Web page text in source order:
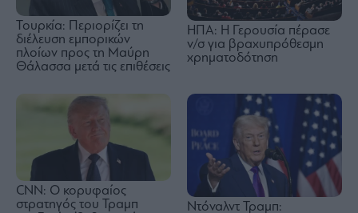
Τουρκία: Περιορίζει τη
διέλευση εμπορικών
πλοίων προς τη Μαύρη
Θάλασσα μετά τις επιθέσεις
ΗΠΑ: Η Γερουσία πέρασε
ν/σ για βραχυπρόθεσμη
χρηματοδότηση
CNN: Ο κορυφαίος
στρατηγός του Τραμπ
Ντόναλντ Τραμπ: